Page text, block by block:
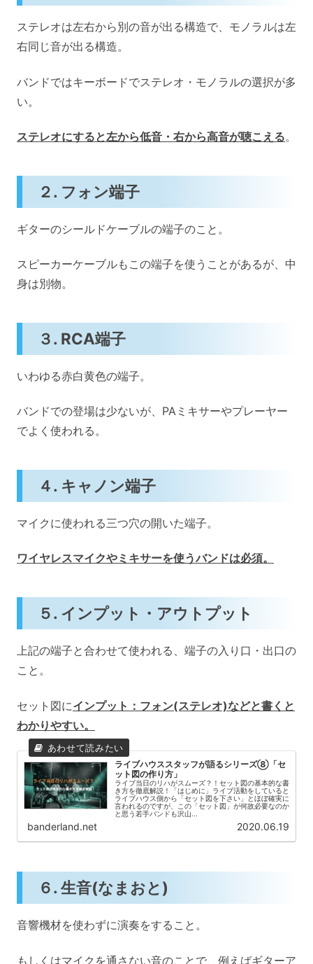
ステレオは左右から別の音が出る構造で、モノラルは左
右同じ音が出る構造。
バンドではキーボードでステレオ・モノラルの選択が多
い。
ステレオにすると左から低音・右から高音が聴こえる。
２. フォン端子
ギターのシールドケーブルの端子のこと。
スピーカーケーブルもこの端子を使うことがあるが、中
身は別物。
３. RCA端子
いわゆる赤白黄色の端子。
バンドでの登場は少ないが、PAミキサーやプレーヤー
でよく使われる。
４. キャノン端子
マイクに使われる三つ穴の開いた端子。
ワイヤレスマイクやミキサーを使うバンドは必須。
５. インプット・アウトプット
上記の端子と合わせて使われる、端子の入り口・出口の
こと。
セット図にインプット：フォン(ステレオ)などと書くと
わかりやすい。
ライブハウススタッフが語るシリーズ⑧「セ
ット図の作り方」
ライブ当日のリハがスムーズ？！セット図の基本的な書
き方を徹底解説！「はじめに」ライブ活動をしていると
ライブハウス側から「セット図を下さい」とほぼ確実に
言われるのですが、この「セット図」が何故必要なのか
と思う若手バンドも沢山...
banderland.net 2020.06.19
６. 生音(なまおと)
音響機材を使わずに演奏をすること。
もしくはマイクを通さない音のことで、例えばギターア